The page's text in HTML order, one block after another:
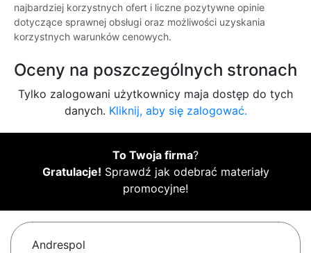
najbardziej korzystnych ofert i liczne pozytywne opinie
dotyczące sprawnej obsługi oraz możliwości uzyskania
korzystnych warunków cenowych.
Oceny na poszczególnych stronach
Tylko zalogowani użytkownicy maja dostęp do tych
danych. Kliknij, aby się zalogować.
To Twoja firma?
Gratulacje! Sprawdź jak odebrać materiały
promocyjne!
Andrespol